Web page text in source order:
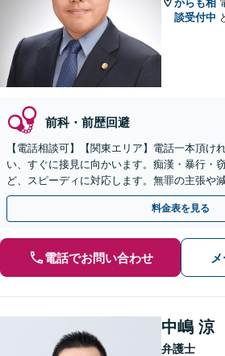
からも相
談受付中
前科・前歴回避
【電話相談可】【関東エリア】電話一本頂け
い、すぐに接見に向かいます。痴漢・暴行・
ど、スピーディに対応します。無罪の主張や
任せください【休日・夜間相談可】
料金表を見る
電話でお問い合わせ
中嶋 涼
弁護士